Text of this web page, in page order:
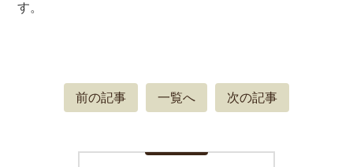
す。
前の記事 一覧へ 次の記事